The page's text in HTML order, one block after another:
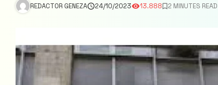
REDACTOR GENEZA 24/10/2023 13.888 2 MINUTES READ